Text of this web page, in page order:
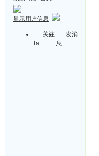
显示用户信息
关注
Ta
发消
息